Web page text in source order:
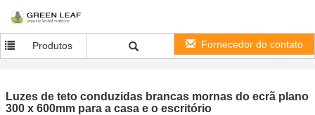
Produtos Fornecedor do contato
Luzes de teto conduzidas brancas mornas do ecrã plano
300 x 600mm para a casa e o escritório